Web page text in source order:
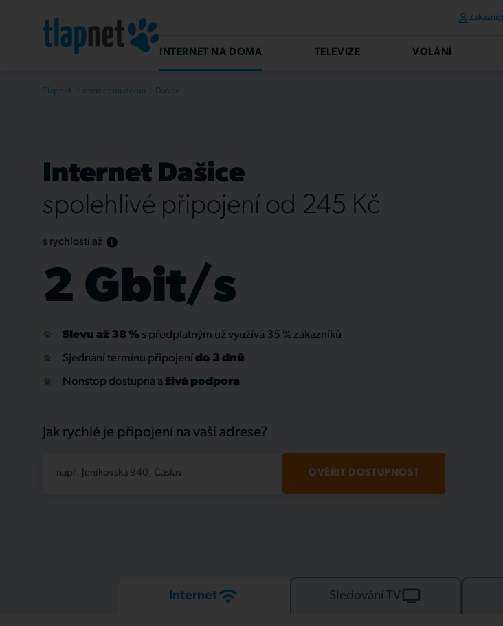
INTERNET NA DOMA TELEVIZE VOLÁNÍ
Tlapnet Internet na doma
Internet Dašice
spolehlivé připojení od 245 Kč
s rychlostí až
2 Gbit/s
Slevu až 38 % s předplatným už využívá 35 % zákazníků
Sjednání termínu připojení do 3 dnů
Nonstop dostupná a živá podpora
Jak rychlé je připojení na vaší adrese?
např. Jeníkovská 940, Čáslav OVĚŘIT DOSTUPNOST
Internet Sledování TV